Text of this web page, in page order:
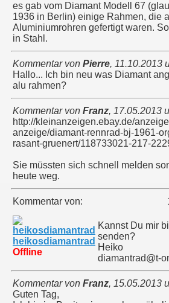
es gab vom Diamant Modell 67
1936 in Berlin) einige Rahmen, die
Aluminiumrohren gefertigt waren.
in Stahl.
Kommentar von Pierre, 11.10.2013
Hallo... Ich bin neu was Diamant
alu rahmen?
Kommentar von Franz, 17.05.2013
http://kleinanzeigen.ebay.de/
anzeige/diamant-rennrad-bj-1961-
rasant-gruenert/118733021-217-
Sie müssten sich schnell melden
heute weg.
Kommentar von:
heikosdiamantrad
Offline
Kannst Du mir
senden?
Heiko
diamantrad@t-
Kommentar von Franz, 15.05.2013
Guten Tag,